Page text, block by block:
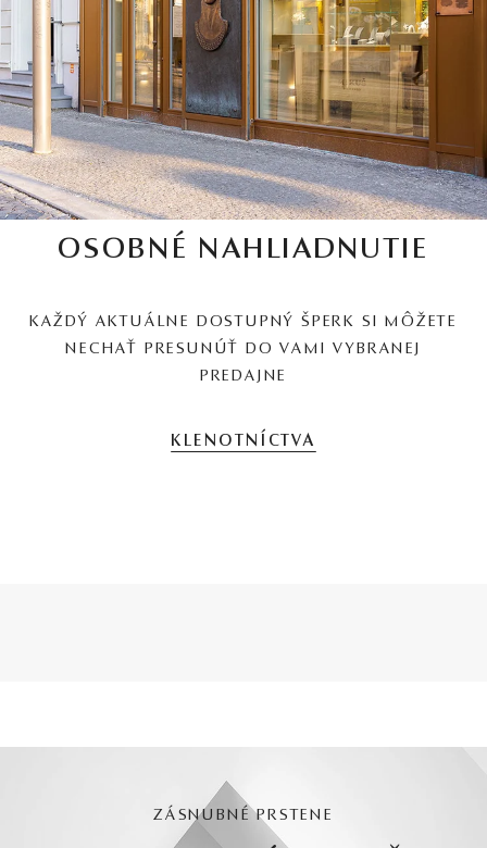
OSOBNÉ NAHLIADNUTIE
KAŽDÝ AKTUÁLNE DOSTUPNÝ ŠPERK SI MÔŽETE
NECHAŤ PRESUNÚŤ DO VAMI VYBRANEJ
PREDAJNE
KLENOTNÍCTVA
ZÁSNUBNÉ PRSTENE